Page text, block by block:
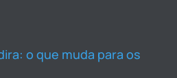
o que muda para os